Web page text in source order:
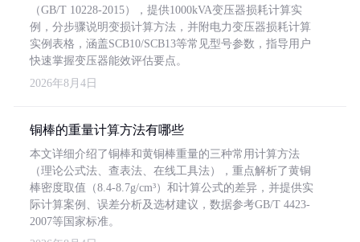
（GB/T 10228-2015），提供1000kVA变压器损耗计算实
例，分步骤说明变损计算方法，并附电力变压器损耗计算
实例表格，涵盖SCB10/SCB13等常见型号参数，指导用户
快速掌握变压器能效评估要点。
2026年8月4日
铜棒的重量计算方法有哪些
本文详细介绍了铜棒和黄铜棒重量的三种常用计算方法
（理论公式法、查表法、在线工具法），重点解析了黄铜
棒密度取值（8.4-8.7g/cm³）和计算公式的差异，并提供实
际计算案例、误差分析及选材建议，数据参考GB/T 4423-
2007等国家标准。